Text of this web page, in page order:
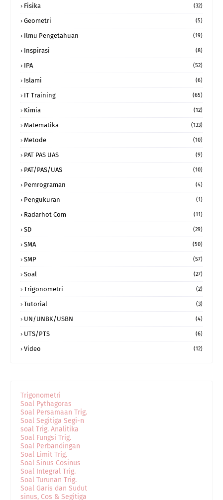
Fisika (32)
Geometri (5)
Ilmu Pengetahuan (19)
Inspirasi (8)
IPA (52)
Islami (6)
IT Training (65)
Kimia (12)
Matematika (133)
Metode (10)
PAT PAS UAS (9)
PAT/PAS/UAS (10)
Pemrograman (4)
Pengukuran (1)
Radarhot Com (11)
SD (29)
SMA (50)
SMP (57)
Soal (27)
Trigonometri (2)
Tutorial (3)
UN/UNBK/USBN (4)
UTS/PTS (6)
Video (12)
Trigonometri
Soal Pythagoras
Soal Persamaan Trig.
Soal Segitiga Segi-n
soal Trig. Analitika
Soal Fungsi Trig.
Soal Perbandingan
Soal Limit Trig.
Soal Sinus Cosinus
Soal Integral Trig.
Soal Turunan Trig.
Soal Garis dan Sudut
sinus, Cos & Segitiga